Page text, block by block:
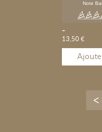
Note
-
13,50 €